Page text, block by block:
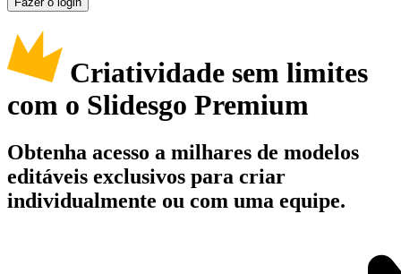
Criatividade sem limites
com o Slidesgo Premium
Obtenha acesso a milhares de modelos
editáveis exclusivos para criar
individualmente ou com uma equipe.